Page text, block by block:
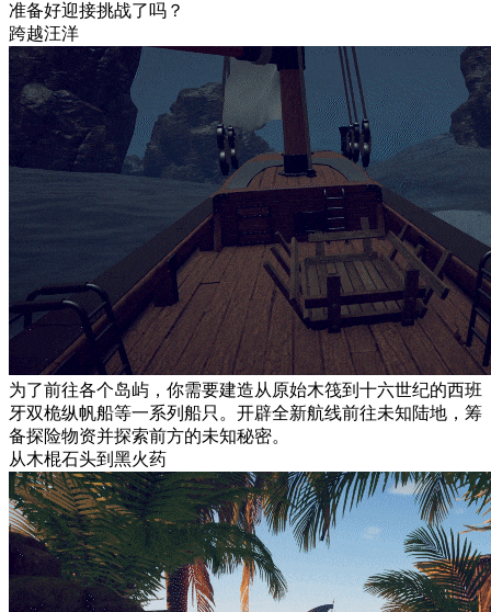
准备好迎接挑战了吗？
跨越汪洋
为了前往各个岛屿，你需要建造从原始木筏到十六世纪的西班
牙双桅纵帆船等一系列船只。开辟全新航线前往未知陆地，筹
备探险物资并探索前方的未知秘密。
从木棍石头到黑火药